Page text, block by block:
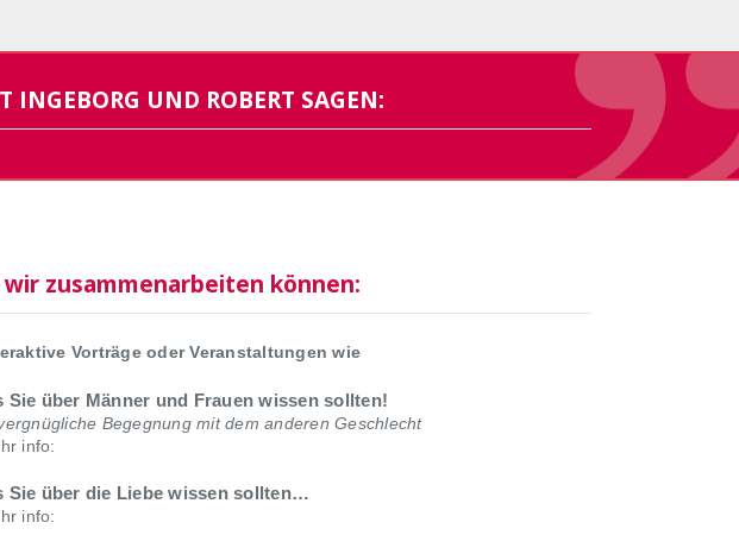
INGEBORG UND ROBERT SAGEN:
wir zusammenarbeiten können:
Vorträge oder Veranstaltungen wie
Sie über Männer und Frauen wissen sollten!
Begegnung mit dem anderen Geschlecht
info:
Sie über die Liebe wissen sollten…
info: